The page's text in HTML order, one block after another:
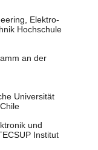
Elektro-
Hochschule
an der
Universität
und
Institut